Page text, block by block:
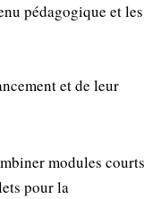
pédagogique et les
et de leur
modules courts
pour la